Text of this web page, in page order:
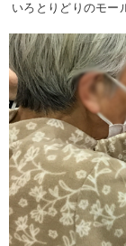
いろとりどりのモー